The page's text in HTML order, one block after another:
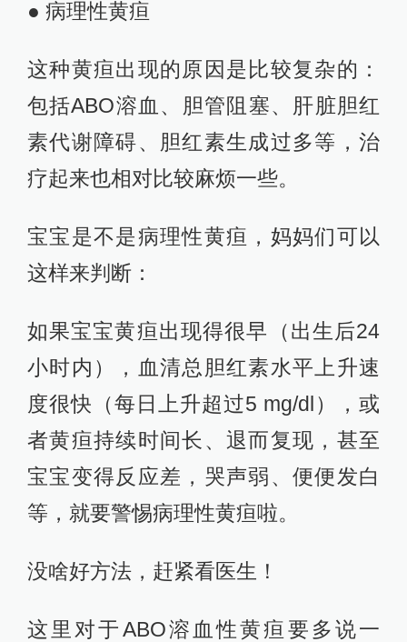
● 病理性黄疸
这种黄疸出现的原因是比较复杂的：
包括ABO溶血、胆管阻塞、肝脏胆红
素代谢障碍、胆红素生成过多等，治
疗起来也相对比较麻烦一些。
宝宝是不是病理性黄疸，妈妈们可以
这样来判断：
如果宝宝黄疸出现得很早（出生后24
小时内），血清总胆红素水平上升速
度很快（每日上升超过5 mg/dl），或
者黄疸持续时间长、退而复现，甚至
宝宝变得反应差，哭声弱、便便发白
等，就要警惕病理性黄疸啦。
没啥好方法，赶紧看医生！
这里对于ABO溶血性黄疸要多说一